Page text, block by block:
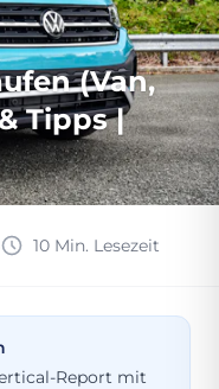
(Van,
Tipps |
10 Min. Lesezeit
Report mit